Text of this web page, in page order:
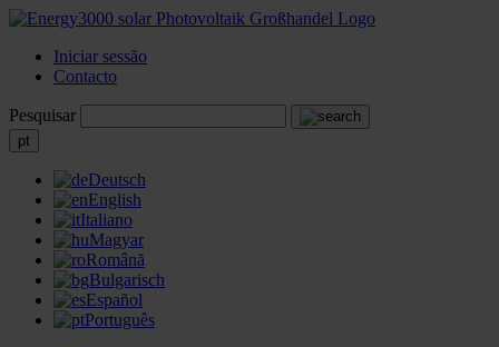
Iniciar sessão
Contacto
Pesquisar
pt
Deutsch
English
Italiano
Magyar
Română
Bulgarisch
Español
Português